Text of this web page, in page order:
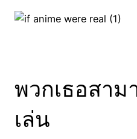
พวกเธอสาม
เล่น